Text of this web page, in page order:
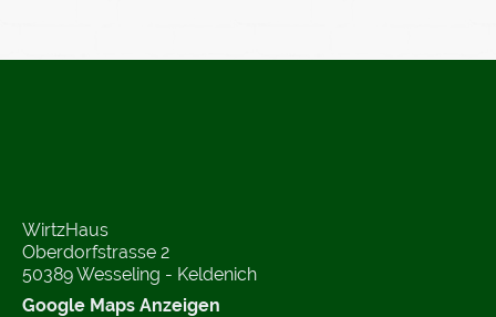
WirtzHaus
Oberdorfstrasse 2
50389 Wesseling - Keldenich
Google Maps Anzeigen